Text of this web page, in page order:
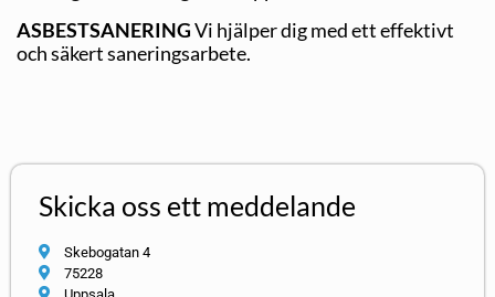
ASBESTSANERINGVi hjälper dig med ett effektivt
och säkert saneringsarbete.
Skicka oss ett meddelande
Skebogatan 4
75228